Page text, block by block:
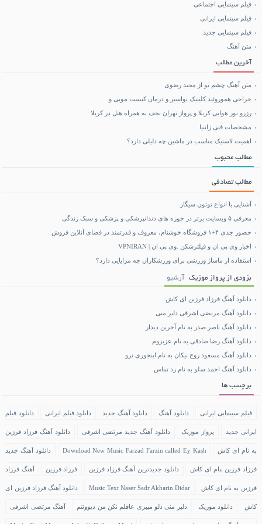
خرید بلیط هواپیما
بلیط هواپیما تهران مشهد
فیلم سینمایی اجتماعی
فیلم سینمایی ایرانی
فیلم سینمایی جدید
متن آهنگ
آخرین مطالب
متن آهنگ چشم تو از مجید رضوی
جراحی هموروئید کلینیک بواسیر و درمان کیست مویی و
رزرو تور هوایی کربلا و پرواز تهران نجف به همراه هتل در کربلا
مشخصات فنی زانتیا
اهمیت لاستیک مناسب در ماشین چه دلیلی دارد؟
مطالب محبوب
مطالب تصادفی
آشنایی با انواع توتون سیگار
معرفی ۵ وبسایت برتر در حوزه های دندانپزشکی و پزشکی و سبک زندگی
حضور جدی ۴+۱ فروشگاه خوشنام، معروف و قدرتمند در فضای آنلاین فروش
اخبار وی پی ان و فیلترشکن .وی پی ان | VPNIRAN
استفاده از ماساژ ورزشی برای ورزشکاران چه مزایایی دارد؟
بزودی از پرواز موزیک آرشیو
دانلود آهنگ فرزاد فرزین ای کاش
دانلود آهنگ مرتضی اشرفی دلبر منی
دانلود آهنگ ناصر صدر به نام آخرین دیدار
دانلود آهنگ رضا صادقی به نام عزیزوم
دانلود آهنگ مسعود روح نیکان به نام اینجوری نرو
دانلود آهنگ احمد سلو به نام رد تماس
برچسب ها
فیلم سینمایی ایرانی دانلود آهنگ دانلود آهنگ جدید دانلود فیلم ایرانی دانلود فیلم
ایرانی جدید پرواز موزیک دانلود آهنگ جدید مرتضی اشرفی دانلود آهنگ فرزاد فرزین
به نام ای کاش Download New Music Farzad Farzin called Ey Kash دانلود آهنگ جدید
فرزاد فرزین بنام ای کاش دانلود جدیدترین آهنگ فرزاد فرزین فرزاد فرزین آهنگ فرزاد
فرزین به نام ای کاش Music Text Naser Sadr Akharin Didar دانلود آهنگ فرزاد فرزین ای
کاش دانلود موزیک دلبر منی دلو میبری عاقلم نکن من دیوونتم آهنگ مرتضی اشرفی